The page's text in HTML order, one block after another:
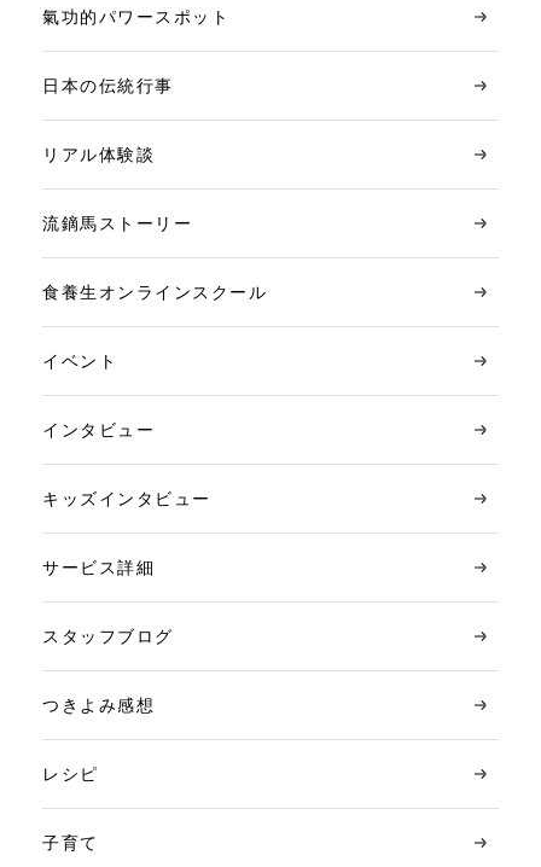
氣功的パワースポット
日本の伝統行事
リアル体験談
流鏑馬ストーリー
食養生オンラインスクール
イベント
インタビュー
キッズインタビュー
サービス詳細
スタッフブログ
つきよみ感想
レシピ
子育て